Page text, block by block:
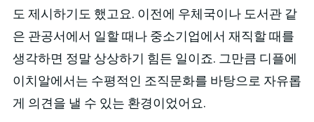
도 제시하기도 했고요. 이전에 우체국이나 도서관 같
은 관공서에서 일할 때나 중소기업에서 재직할 때를
생각하면 정말 상상하기 힘든 일이죠. 그만큼 디플에
이치알에서는 수평적인 조직문화를 바탕으로 자유롭
게 의견을 낼 수 있는 환경이었어요.